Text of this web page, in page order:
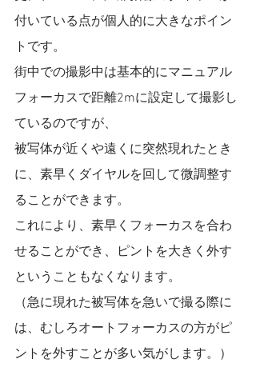
付いている点が個人的に大きなポイン
トです。
街中での撮影中は基本的にマニュアル
フォーカスで距離2mに設定して撮影し
ているのですが、
被写体が近くや遠くに突然現れたとき
に、素早くダイヤルを回して微調整す
ることができます。
これにより、素早くフォーカスを合わ
せることができ、ピントを大きく外す
ということもなくなります。
（急に現れた被写体を急いで撮る際に
は、むしろオートフォーカスの方がピ
ントを外すことが多い気がします。）